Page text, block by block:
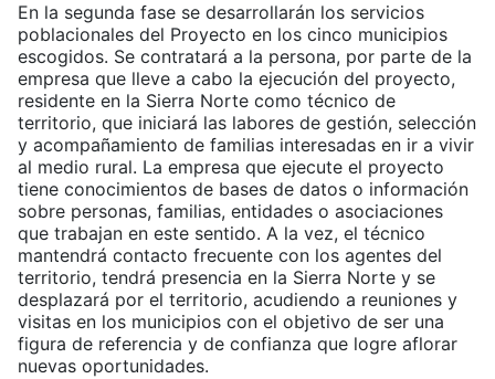
En la segunda fase se desarrollarán los servicios
poblacionales del Proyecto en los cinco municipios
escogidos. Se contratará a la persona, por parte de la
empresa que lleve a cabo la ejecución del proyecto,
residente en la Sierra Norte como técnico de
territorio, que iniciará las labores de gestión, selección
y acompañamiento de familias interesadas en ir a vivir
al medio rural. La empresa que ejecute el proyecto
tiene conocimientos de bases de datos o información
sobre personas, familias, entidades o asociaciones
que trabajan en este sentido. A la vez, el técnico
mantendrá contacto frecuente con los agentes del
territorio, tendrá presencia en la Sierra Norte y se
desplazará por el territorio, acudiendo a reuniones y
visitas en los municipios con el objetivo de ser una
figura de referencia y de confianza que logre aflorar
nuevas oportunidades.